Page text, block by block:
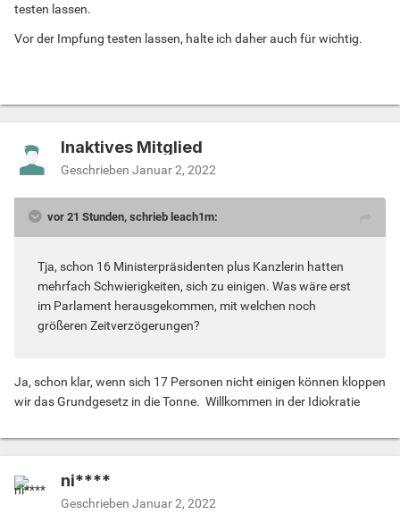
testen lassen.
Vor der Impfung testen lassen, halte ich daher auch für wichtig.
Inaktives Mitglied
Geschrieben Januar 2, 2022
vor 21 Stunden, schrieb leach1m:
Tja, schon 16 Ministerpräsidenten plus Kanzlerin hatten
mehrfach Schwierigkeiten, sich zu einigen. Was wäre erst
im Parlament herausgekommen, mit welchen noch
größeren Zeitverzögerungen?
Ja, schon klar, wenn sich 17 Personen nicht einigen können kloppen
wir das Grundgesetz in die Tonne. Willkommen in der Idiokratie
ni****
Geschrieben Januar 2, 2022